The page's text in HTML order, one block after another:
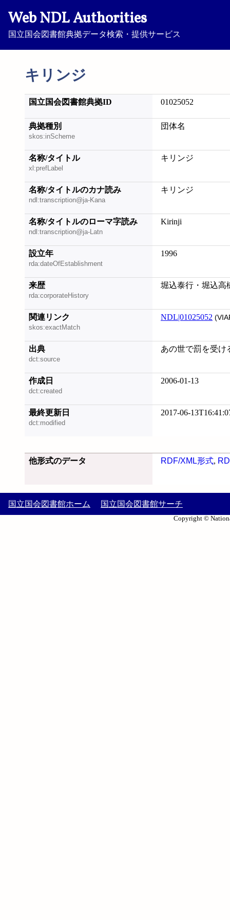
Web NDL Authorities
国立国会図書館典拠データ検索・提供サービス
キリンジ
国立国会図書館典拠ID 01025052
典拠種別
skos:inScheme
団体名
名称/タイトル
xl:prefLabel
キリンジ
名称/タイトルのカナ読み
ndl:transcription@ja-Kana
キリンジ
名称/タイトルのローマ字読み
ndl:transcription@ja-Latn
Kirinji
設立年
rda:dateOfEstablishment
1996
来歴
rda:corporateHistory
堀込泰行・堀込高
関連リンク
skos:exactMatch
NDL|01025052
出典
dct:source
あの世で罰を受け
作成日
dct:created
2006-01-13
最終更新日
dct:modified
2017-06-
他形式のデータ RDF/XML形式,
国立国会図書館ホーム 国立国会図書館サーチ
Copyright ©